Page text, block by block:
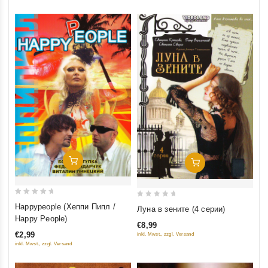
Добавить В Корзину
out
5
Happypeople (Хеппи Пипл /
Happy People)
€2,99
inkl. Mwst., zzgl. Versand
Добавить В Корзину
out
of
Луна в зените (4 серии)
€8,99
inkl. Mwst., zzgl. Versand